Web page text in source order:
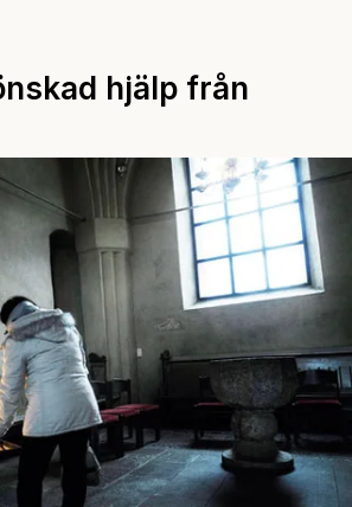
hjälp från